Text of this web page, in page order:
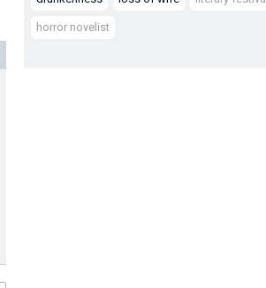
horror novelist